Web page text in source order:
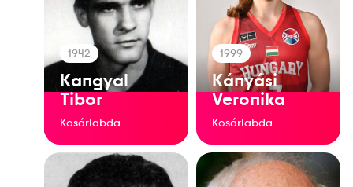
1942
Kangyal
Tibor
Kosárlabda
1999
Kányási
Veronika
Kosárlabda